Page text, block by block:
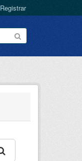
Registrar